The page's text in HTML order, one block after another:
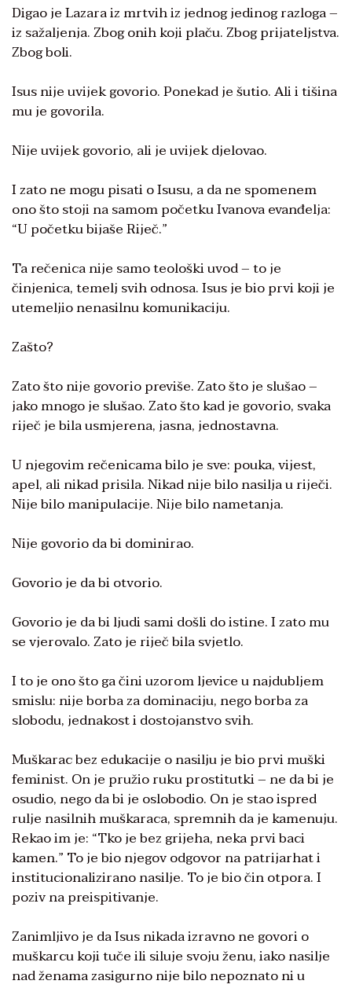
Digao je Lazara iz mrtvih iz jednog jedinog razloga –
iz sažaljenja. Zbog onih koji plaču. Zbog prijateljstva.
Zbog boli.
Isus nije uvijek govorio. Ponekad je šutio. Ali i tišina
mu je govorila.
Nije uvijek govorio, ali je uvijek djelovao.
I zato ne mogu pisati o Isusu, a da ne spomenem
ono što stoji na samom početku Ivanova evanđelja:
“U početku bijaše Riječ.”
Ta rečenica nije samo teološki uvod – to je
činjenica, temelj svih odnosa. Isus je bio prvi koji je
utemeljio nenasilnu komunikaciju.
Zašto?
Zato što nije govorio previše. Zato što je slušao –
jako mnogo je slušao. Zato što kad je govorio, svaka
riječ je bila usmjerena, jasna, jednostavna.
U njegovim rečenicama bilo je sve: pouka, vijest,
apel, ali nikad prisila. Nikad nije bilo nasilja u riječi.
Nije bilo manipulacije. Nije bilo nametanja.
Nije govorio da bi dominirao.
Govorio je da bi otvorio.
Govorio je da bi ljudi sami došli do istine. I zato mu
se vjerovalo. Zato je riječ bila svjetlo.
I to je ono što ga čini uzorom ljevice u najdubljem
smislu: nije borba za dominaciju, nego borba za
slobodu, jednakost i dostojanstvo svih.
Muškarac bez edukacije o nasilju je bio prvi muški
feminist. On je pružio ruku prostitutki – ne da bi je
osudio, nego da bi je oslobodio. On je stao ispred
rulje nasilnih muškaraca, spremnih da je kamenuju.
Rekao im je: “Tko je bez grijeha, neka prvi baci
kamen.” To je bio njegov odgovor na patrijarhat i
institucionalizirano nasilje. To je bio čin otpora. I
poziv na preispitivanje.
Zanimljivo je da Isus nikada izravno ne govori o
muškarcu koji tuče ili siluje svoju ženu, iako nasilje
nad ženama zasigurno nije bilo nepoznato ni u